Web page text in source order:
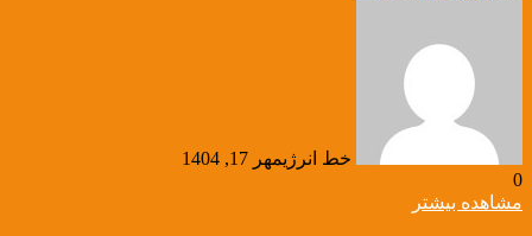
خط انرژیمهر 17, 1404
0
مشاهده بیشتر